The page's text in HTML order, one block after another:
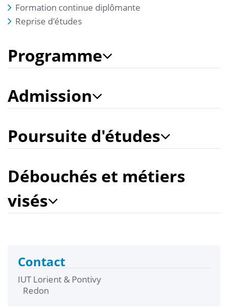
Formation continue diplômante
Reprise d'études
Programme
Admission
Poursuite d'études
Débouchés et métiers
visés
Contact
IUT Lorient & Pontivy
Redon